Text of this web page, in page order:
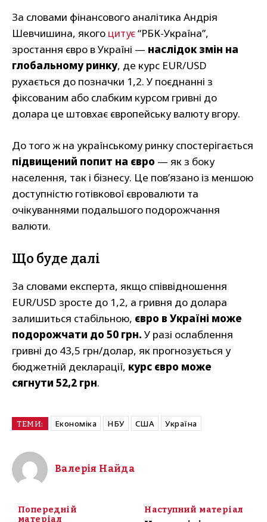
За словами фінансового аналітика Андрія
Шевчишина, якого цитує“РБК-Україна”,
зростання євро в Україні — наслідок змін на
глобальному ринку, де курс EUR/USD
рухається до позначки 1,2. У поєднанні з
фіксованим або слабким курсом гривні до
долара це штовхає європейську валюту вгору.
До того ж на українському ринку спостерігається
підвищений попит на євро — як з боку
населення, так і бізнесу. Це пов’язано із меншою
доступністю готівкової євровалюти та
очікуваннями подальшого подорожчання
валюти.
Що буде далі
За словами експерта, якщо співвідношення
EUR/USD зросте до 1,2, а гривня до долара
залишиться стабільною, євро в Україні може
подорожчати до 50 грн. У разі ослаблення
гривні до 43,5 грн/долар, як прогнозується у
бюджетній декларації, курс євро може
сягнути 52,2 грн.
ТЕМИ: Економіка НБУ США Україна
Валерія Найда
Попередній
матеріал
Наступний матеріал